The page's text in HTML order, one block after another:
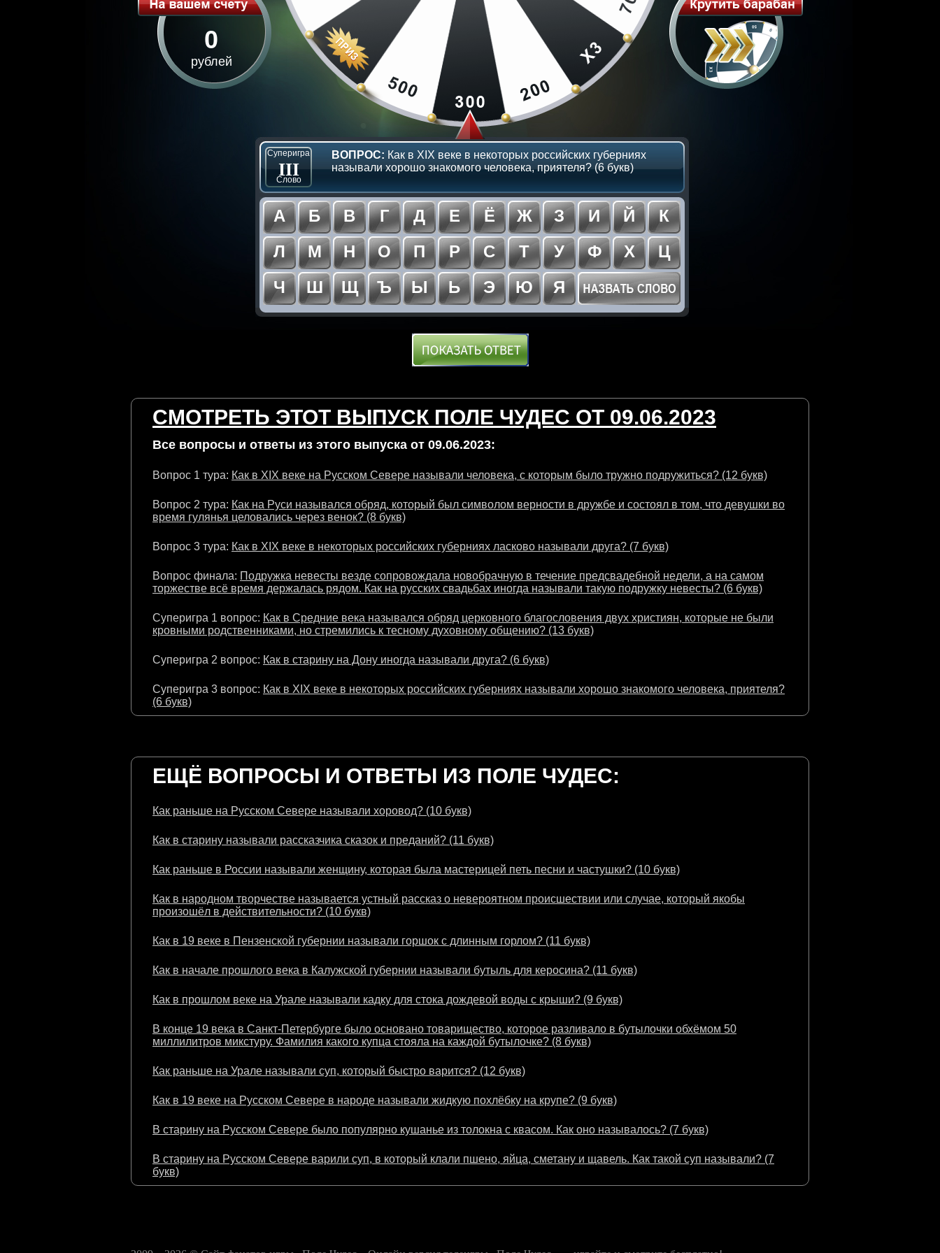
0
рублей
Суперигра
III
Слово
ВОПРОС: Как в XIX веке в некоторых российских губерниях
называли хорошо знакомого человека, приятеля? (6 букв)
А Б В Г Д Е Ё Ж З И Й
К
Л
М Н О П Р С Т У Ф Х
Ц
Ч
Ш Щ Ъ Ы Ь Э Ю Я
СМОТРЕТЬ ЭТОТ ВЫПУСК ПОЛЕ ЧУДЕС ОТ 09.06.2023
Все вопросы и ответы из этого выпуска от 09.06.2023:
Вопрос 1 тура: Как в XIX веке на Русском Севере называли человека, с которым было тружно подружиться? (12 букв)
Вопрос 2 тура: Как на Руси назывался обряд, который был символом верности в дружбе и состоял в том, что девушки во
время гулянья целовались через венок? (8 букв)
Вопрос 3 тура: Как в XIX веке в некоторых российских губерниях ласково называли друга? (7 букв)
Вопрос финала: Подружка невесты везде сопровождала новобрачную в течение предсвадебной недели, а на самом
торжестве всё время держалась рядом. Как на русских свадьбах иногда называли такую подружку невесты? (6 букв)
Суперигра 1 вопрос: Как в Средние века назывался обряд церковного благословения двух християн, которые не были
кровными родственниками, но стремились к тесному духовному общению? (13 букв)
Суперигра 2 вопрос: Как в старину на Дону иногда называли друга? (6 букв)
Суперигра 3 вопрос: Как в XIX веке в некоторых российских губерниях называли хорошо знакомого человека, приятеля?
(6 букв)
ЕЩЁ ВОПРОСЫ И ОТВЕТЫ ИЗ ПОЛЕ ЧУДЕС:
Как раньше на Русском Севере называли хоровод? (10 букв)
Как в старину называли рассказчика сказок и преданий? (11 букв)
Как раньше в России называли женщину, которая была мастерицей петь песни и частушки? (10 букв)
Как в народном творчестве называется устный рассказ о невероятном происшествии или случае, который якобы
произошёл в действительности? (10 букв)
Как в 19 веке в Пензенской губернии называли горшок с длинным горлом? (11 букв)
Как в начале прошлого века в Калужской губернии называли бутыль для керосина? (11 букв)
Как в прошлом веке на Урале называли кадку для стока дождевой воды с крыши? (9 букв)
В конце 19 века в Санкт-Петербурге было основано товарищество, которое разливало в бутылочки обхёмом 50
миллилитров микстуру. Фамилия какого купца стояла на каждой бутылочке? (8 букв)
Как раньше на Урале называли суп, который быстро варится? (12 букв)
Как в 19 веке на Русском Севере в народе называли жидкую похлёбку на крупе? (9 букв)
В старину на Русском Севере было популярно кушанье из толокна с квасом. Как оно называлось? (7 букв)
В старину на Русском Севере варили суп, в который клали пшено, яйца, сметану и щавель. Как такой суп называли? (7
букв)